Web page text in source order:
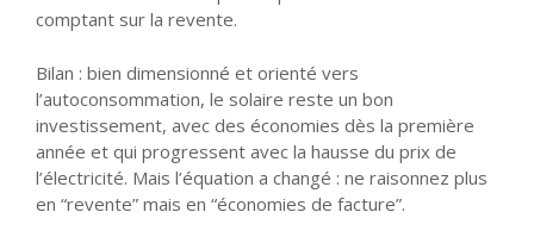
comptant sur la revente.
Bilan : bien dimensionné et orienté vers
l’autoconsommation, le solaire reste un bon
investissement, avec des économies dès la première
année et qui progressent avec la hausse du prix de
l’électricité. Mais l’équation a changé : ne raisonnez plus
en “revente” mais en “économies de facture”.